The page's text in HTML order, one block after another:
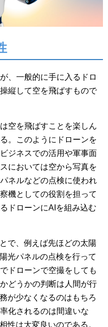
、一般的に手に入るドロ
縦して空を飛ばすもので
空を飛ばすことを楽しん
。このようにドローンを
ジネスでの活用や軍事面
においては空から写真を
ネルなどの点検に使われ
機としての役割を担って
ドローンにAIを組み込む
で、例えば先ほどの太陽
光パネルの点検を行って
ドローンで空撮をしても
どうかの判断は人間が行
が少なくなるのはもちろ
化されるのは間違いな
性は大変良いのである。